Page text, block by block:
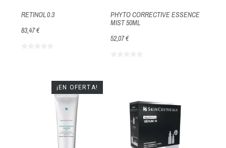
RETINOL 0.3
83,47 €
PHYTO CORRECTIVE ESSENCE
MIST 50ML
52,07 €
¡EN OFERTA!